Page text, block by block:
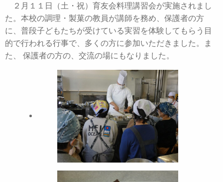
２月１１日（土・祝）育友会料理講習会が実施されまし
た。本校の調理・製菓の教員が講師を務め、保護者の方
に、普段子どもたちが受けている実習を体験してもらう目
的で行われる行事で、多くの方に参加いただきました。ま
た、 保護者の方の、交流の場にもなりました。